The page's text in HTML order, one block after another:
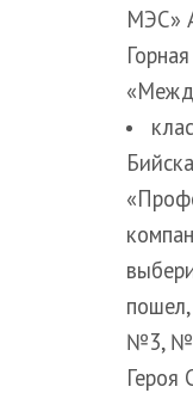
МЭС»
№3,
Героя